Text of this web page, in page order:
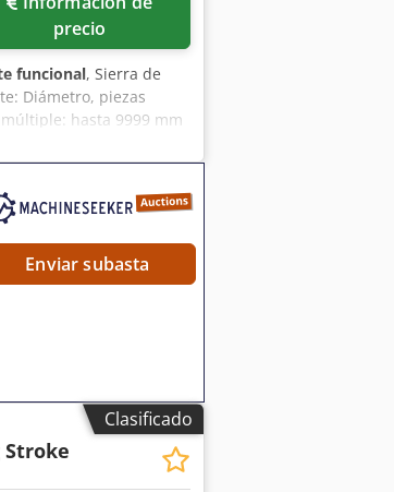
precio
funcional, Sierra de
Diámetro, piezas
hasta 9999 mm
de la hoja de sierra:
sierra se encuentra en
Enviar subasta
Clasificado
Stroke